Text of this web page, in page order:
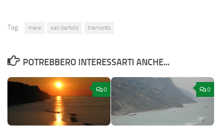
Tag: mare san bartolo tramonto
POTREBBERO INTERESSARTI ANCHE...
0 0